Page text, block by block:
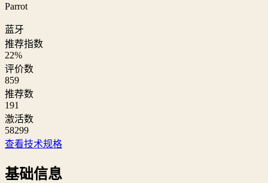
Parrot
蓝牙
推荐指数
22%
评价数
859
推荐数
191
激活数
58299
查看技术规格
基础信息